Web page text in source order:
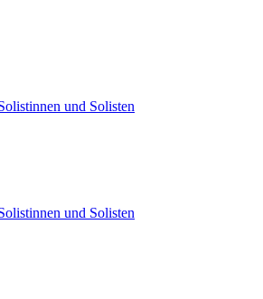
und Solisten
und Solisten